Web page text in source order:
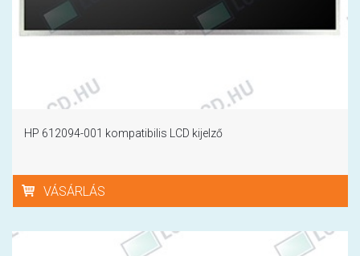
HP 612094-001 kompatibilis LCD kijelző
VÁSÁRLÁS